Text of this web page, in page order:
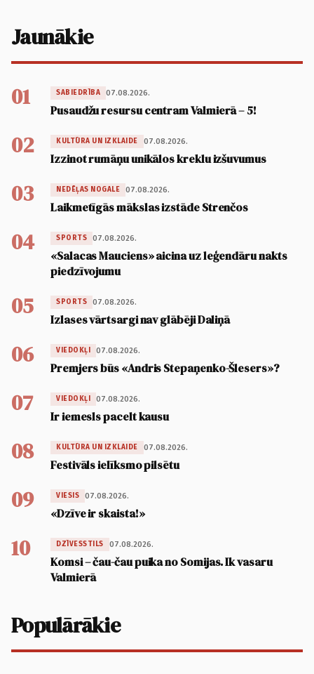
Jaunākie
01 SABIEDRĪBA 07.08.2026.
Pusaudžu resursu centram Valmierā – 5!
02 KULTŪRA UN IZKLAIDE 07.08.2026.
Izzinot rumāņu unikālos kreklu izšuvumus
03 NEDĒĻAS NOGALE 07.08.2026.
Laikmetīgās mākslas izstāde Strenčos
04 SPORTS 07.08.2026.
«Salacas Mauciens» aicina uz leģendāru nakts
piedzīvojumu
05 SPORTS 07.08.2026.
Izlases vārtsargi nav glābēji Daliņā
06 VIEDOKĻI 07.08.2026.
Premjers būs «Andris Stepaņenko-Šlesers»?
07 VIEDOKĻI 07.08.2026.
Ir iemesls pacelt kausu
08 KULTŪRA UN IZKLAIDE 07.08.2026.
Festivāls ielīksmo pilsētu
09 VIESIS 07.08.2026.
«Dzīve ir skaista!»
10 DZĪVESSTILS 07.08.2026.
Komsi – čau-čau puika no Somijas. Ik vasaru
Valmierā
Populārākie